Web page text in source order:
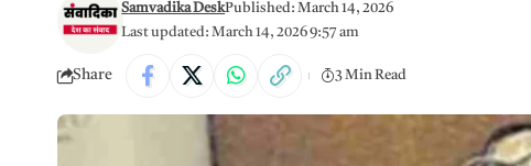
Last updated: March 14, 2026 9:57 am
Samvadika DeskPublished: March 14, 2026
Share 3 Min Read